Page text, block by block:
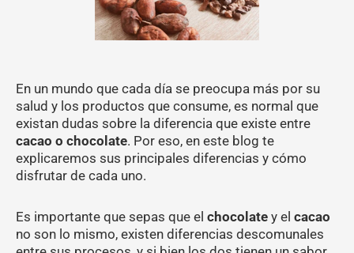
En un mundo que cada día se preocupa más por su
salud y los productos que consume, es normal que
existan dudas sobre la diferencia que existe entre
cacao o chocolate. Por eso, en este blog te
explicaremos sus principales diferencias y cómo
disfrutar de cada uno.
Es importante que sepas que el chocolate y el cacao
no son lo mismo, existen diferencias descomunales